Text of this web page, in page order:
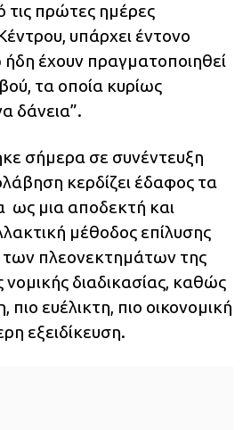
πρώτες ημέρες
υπάρχει έντονο
έχουν πραγματοποιηθεί
τα οποία κυρίως
δάνεια”.
σήμερα σε συνέντευξη
κερδίζει έδαφος τα
ως μια αποδεκτή και
μέθοδος επίλυσης
πλεονεκτημάτων της
νομικής διαδικασίας, καθώς
πιο ευέλικτη, πιο οικονομική
εξειδίκευση.